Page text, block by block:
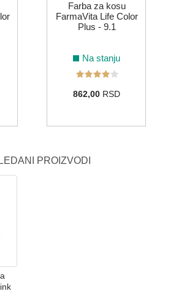
Farba za kosu
FarmaVita Life Color
Plus - 9.1
Na stanju
862,00RSD
PROIZVODI